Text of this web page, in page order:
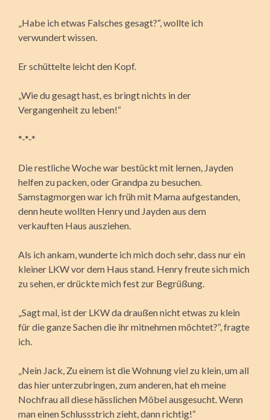
„Habe ich etwas Falsches gesagt?“, wollte ich
verwundert wissen.
Er schüttelte leicht den Kopf.
„Wie du gesagt hast, es bringt nichts in der
Vergangenheit zu leben!“
*-*-*
Die restliche Woche war bestückt mit lernen, Jayden
helfen zu packen, oder Grandpa zu besuchen.
Samstagmorgen war ich früh mit Mama aufgestanden,
denn heute wollten Henry und Jayden aus dem
verkauften Haus ausziehen.
Als ich ankam, wunderte ich mich doch sehr, dass nur ein
kleiner LKW vor dem Haus stand. Henry freute sich mich
zu sehen, er drückte mich fest zur Begrüßung.
„Sagt mal, ist der LKW da draußen nicht etwas zu klein
für die ganze Sachen die ihr mitnehmen möchtet?“, fragte
ich.
„Nein Jack, Zu einem ist die Wohnung viel zu klein, um all
das hier unterzubringen, zum anderen, hat eh meine
Nochfrau all diese hässlichen Möbel ausgesucht. Wenn
man einen Schlussstrich zieht, dann richtig!“